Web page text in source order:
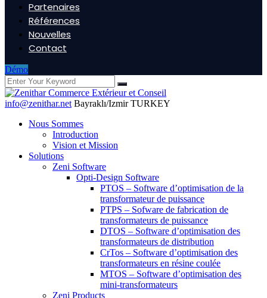
Partenaires
Références
Nouvelles
Contact
Démo
info@zenithar.net Bayraklı/Izmir TURKEY
Nous Sommes
Introduction
Vision et Mission
Solutions
Zeni Software
Opti-Design Software
PTOS – Software d’optimisation de la
transformateur de puissance
PTPS – Sofware de fabrication de
transformateurs de puissance
DTOS – Software d’optimisation des
transformateurs de distribution
CrTos – Software d’optimisation des
transformateurs en résine coulée
MTOS – Software d’optimisation des
mini-transformateurs
Zeni Products